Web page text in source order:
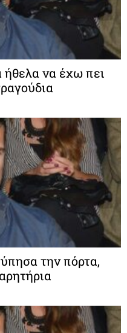
ήθελα να έχω πει
την πόρτα,